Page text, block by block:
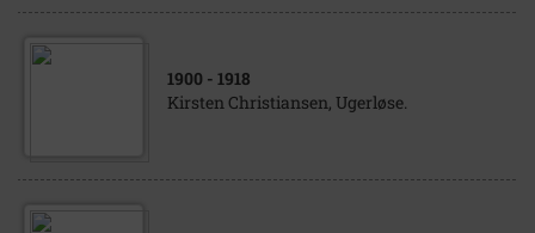
1900 - 1918
Kirsten Christiansen, Ugerløse.